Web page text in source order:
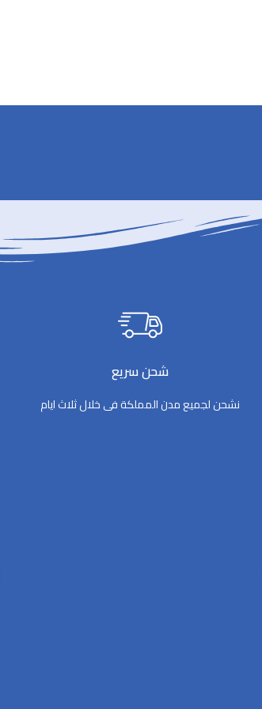
شحن سريع
نشحن لجميع مدن المملكة فى خلال ثلاث ايام